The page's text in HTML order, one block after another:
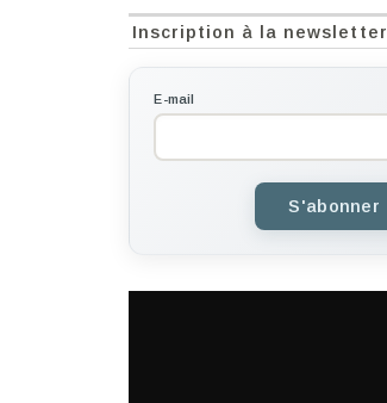
Inscription à la newsletter
E-mail
S'abonner